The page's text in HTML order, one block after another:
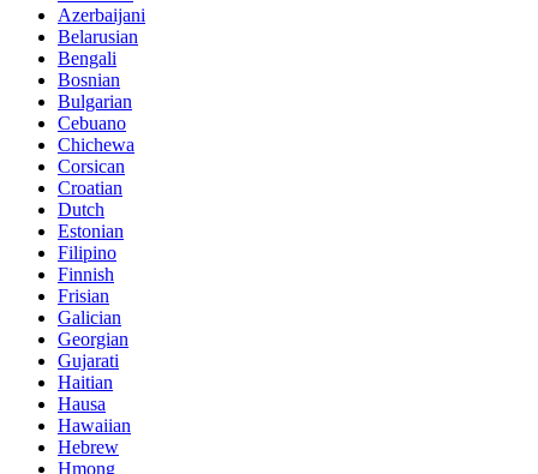
Azerbaijani
Belarusian
Bengali
Bosnian
Bulgarian
Cebuano
Chichewa
Corsican
Croatian
Dutch
Estonian
Filipino
Finnish
Frisian
Galician
Georgian
Gujarati
Haitian
Hausa
Hawaiian
Hebrew
Hmong